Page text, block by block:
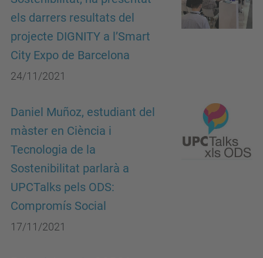
els darrers resultats del
projecte DIGNITY a l’Smart
City Expo de Barcelona
24/11/2021
Daniel Muñoz, estudiant del
màster en Ciència i
Tecnologia de la
Sostenibilitat parlarà a
UPCTalks pels ODS:
Compromís Social
17/11/2021